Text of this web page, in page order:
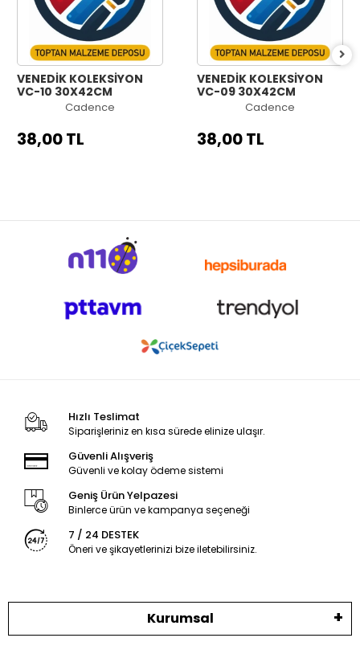
VENEDİK KOLEKSİYON
VC-10 30X42CM
Cadence
38,00 TL
VENEDİK KOLEKSİYON
VC-09 30X42CM
Cadence
38,00 TL
Hızlı Teslimat
Siparişleriniz en kısa sürede elinize ulaşır.
Güvenli Alışveriş
Güvenli ve kolay ödeme sistemi
Geniş Ürün Yelpazesi
Binlerce ürün ve kampanya seçeneği
7 / 24 DESTEK
Öneri ve şikayetlerinizi bize iletebilirsiniz.
Kurumsal